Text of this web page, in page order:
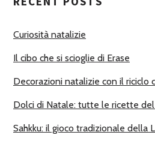
O
I
Curiosità natalizie
Il cibo che si scioglie di Erase
Decorazioni natalizie con il riciclo
Dolci di Natale: tutte le ricette
Sahkku: il gioco tradizionale della